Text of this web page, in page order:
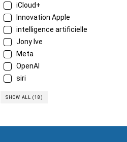
iCloud+
Innovation Apple
intelligence artificielle
Jony Ive
Meta
OpenAI
siri
SHOW ALL (18)